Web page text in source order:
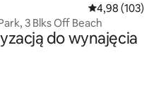
Średnia
4,98 (103)
3 Blks Off Beach
do wynajęcia